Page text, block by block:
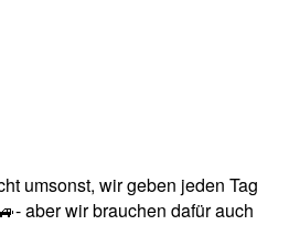
umsonst, wir geben jeden Tag
aber wir brauchen dafür auch